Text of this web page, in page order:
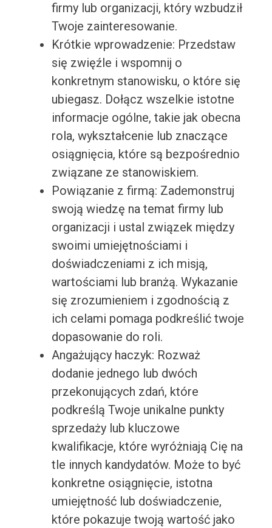
firmy lub organizacji, który wzbudził
Twoje zainteresowanie.
Krótkie wprowadzenie: Przedstaw
się zwięźle i wspomnij o
konkretnym stanowisku, o które się
ubiegasz. Dołącz wszelkie istotne
informacje ogólne, takie jak obecna
rola, wykształcenie lub znaczące
osiągnięcia, które są bezpośrednio
związane ze stanowiskiem.
Powiązanie z firmą: Zademonstruj
swoją wiedzę na temat firmy lub
organizacji i ustal związek między
swoimi umiejętnościami i
doświadczeniami z ich misją,
wartościami lub branżą. Wykazanie
się zrozumieniem i zgodnością z
ich celami pomaga podkreślić twoje
dopasowanie do roli.
Angażujący haczyk: Rozważ
dodanie jednego lub dwóch
przekonujących zdań, które
podkreślą Twoje unikalne punkty
sprzedaży lub kluczowe
kwalifikacje, które wyróżniają Cię na
tle innych kandydatów. Może to być
konkretne osiągnięcie, istotna
umiejętność lub doświadczenie,
które pokazuje twoją wartość jako